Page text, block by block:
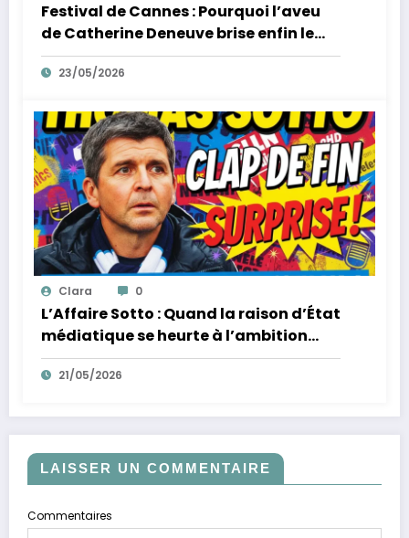
Festival de Cannes : Pourquoi l’aveu
de Catherine Deneuve brise enfin le
mythe de la Croisette
23/05/2026
Clara 0
L’Affaire Sotto : Quand la raison d’État
médiatique se heurte à l’ambition
d’un homme
21/05/2026
LAISSER UN COMMENTAIRE
Commentaires